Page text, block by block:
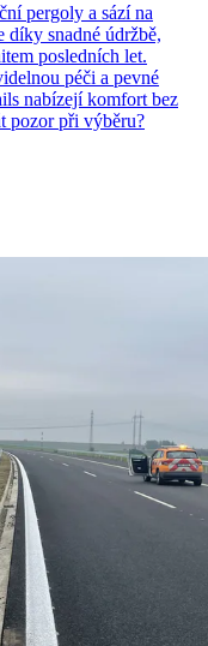
pergoly a sází na
díky snadné údržbě,
posledních let.
péči a pevné
nabízejí komfort bez
pozor při výběru?